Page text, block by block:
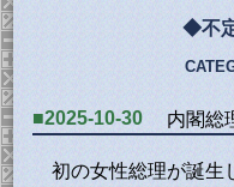
◆不
■2025-10-30 内閣総
初の女性総理が誕生